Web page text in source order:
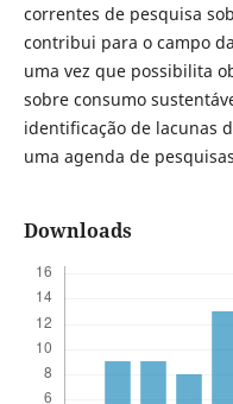
correntes de pesquisa
contribui para o campo
uma vez que possibilita
sobre consumo
identificação de lacunas
uma agenda de
Downloads